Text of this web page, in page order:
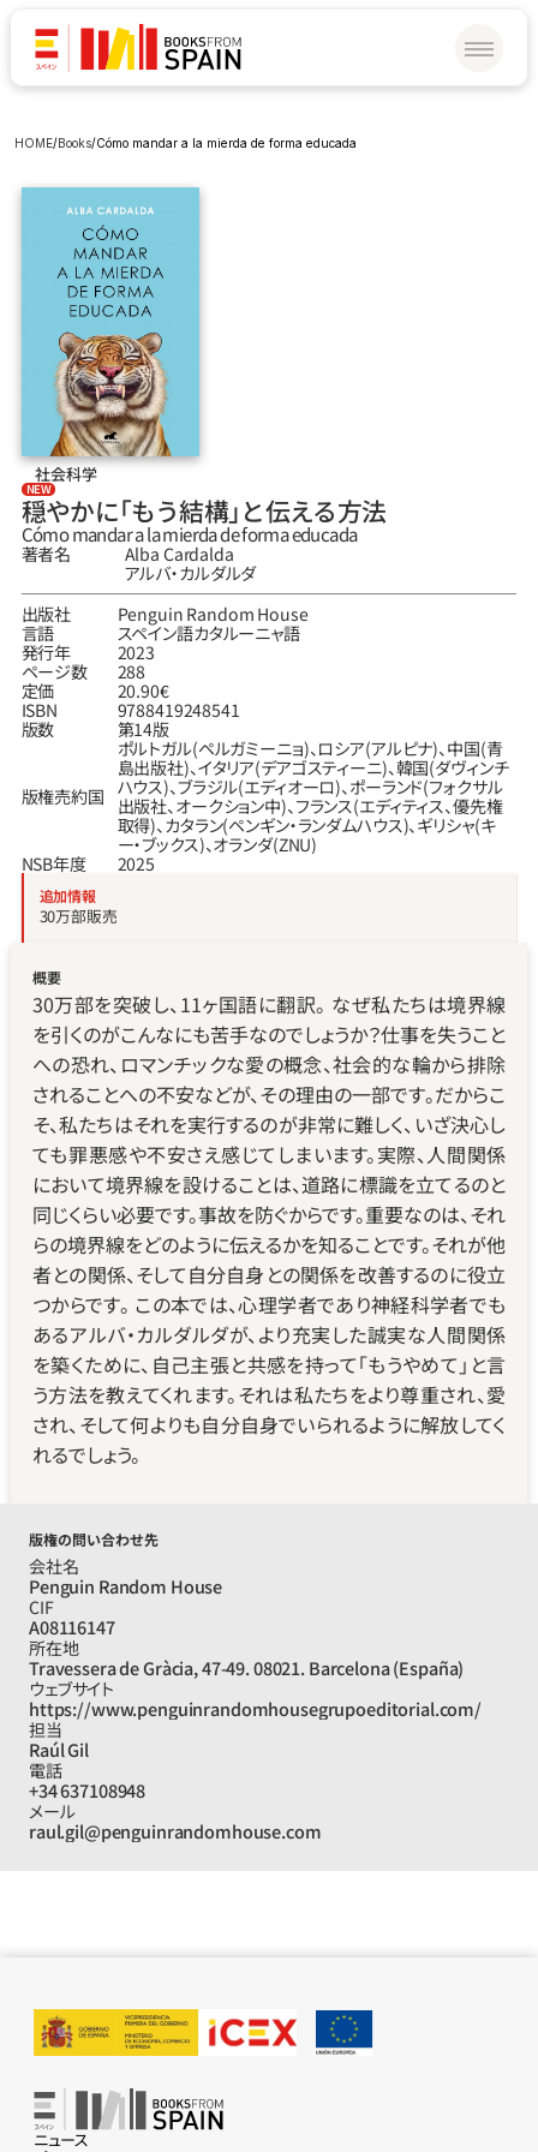
HOME/Books/Cómo mandar a la mierda de forma educada
社会科学
NEW
穏やかに「もう結構」と伝える方法
Cómo mandar a la mierda de forma educada
著者名
Alba Cardalda
アルバ・カルダルダ
出版社
Penguin Random House
言語
スペイン語カタルーニャ語
発行年
2023
ページ数
288
定価
20.90€
ISBN
9788419248541
版数
第14版
版権売約国
ポルトガル（ペルガミーニョ）、ロシア（アルピナ）、中国（青
島出版社）、イタリア（デアゴスティーニ）、韓国（ダヴィンチ
ハウス）、ブラジル（エディオーロ）、ポーランド（フォクサル
出版社、オークション中）、フランス（エディティス、優先権
取得）、カタラン（ペンギン・ランダムハウス）、ギリシャ（キ
ー・ブックス）、オランダ（ZNU）
NSB年度
2025
追加情報
30万部販売
概要
30万部を突破し、11ヶ国語に翻訳。 なぜ私たちは境界線
を引くのがこんなにも苦手なのでしょうか？仕事を失うこと
への恐れ、ロマンチックな愛の概念、社会的な輪から排除
されることへの不安などが、その理由の一部です。だからこ
そ、私たちはそれを実行するのが非常に難しく、いざ決心し
ても罪悪感や不安さえ感じてしまいます。実際、人間関係
において境界線を設けることは、道路に標識を立てるのと
同じくらい必要です。事故を防ぐからです。重要なのは、それ
らの境界線をどのように伝えるかを知ることです。それが他
者との関係、そして自分自身との関係を改善するのに役立
つからです。 この本では、心理学者であり神経科学者でも
あるアルバ・カルダルダが、より充実した誠実な人間関係
を築くために、自己主張と共感を持って「もうやめて」と言
う方法を教えてくれます。それは私たちをより尊重され、愛
され、そして何よりも自分自身でいられるように解放してく
れるでしょう。
版権の問い合わせ先
会社名
Penguin Random House
CIF
A08116147
所在地
Travessera de Gràcia, 47-49. 08021. Barcelona (España)
ウェブサイト
https://www.penguinrandomhousegrupoeditorial.com/
担当
Raúl Gil
電話
+34 637108948
メール
raul.gil@penguinrandomhouse.com
ニュース